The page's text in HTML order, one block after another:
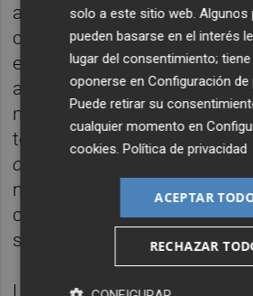
accionistas y que tiene
consolidar a nuestra
entidad de referencia en
arquitectura abierta.
nuestra plataforma de la
tecnología, soluciones
office
nuestros clientes a la hora
cambio que se está
sector", asegura Alcaraz.
La compañía incorpora a un
solo a este sitio web. Algunos
pueden basarse en el interés
lugar del consentimiento;
oponerse enConfiguración de
Puede retirar su
cualquier momento en
cookies.Política de privacidad
ACEPTAR
RECHAZAR